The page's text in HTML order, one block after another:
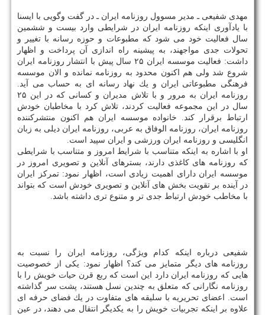
مهدی شفیعی ـ مدیر مسوول روزنامه ایران ـ در گفت وگویی با ایسنا
با یادآوری اینكه روزنامه ایران در شرایطی وارد بیست و ششمین
سال فعالیت خود می شود كه مطبوعات و حوزه رسانه با تغییر و
تحولات جدی مواجهند، به پیشینه راه اندازی آن پرداخت و اظهار
داشت: فعالیت موسسه ایران ۲۵ سال پیش با انتشار روزنامه ایران
شروع شد ولی هم اكنون محدود به روزنامه نمانده و الان موسسه
فرهنگی مطبوعاتی ایران و یك نهاد رسانه ای به حساب می آید.
روزنامه ایران به مرور و با تلاش مدیران و كسانی كه در این ۲۵
سال در این مجموعه فعالیت كردند، تلاش كرد با مخاطبان خودش
ارتباط برقرار كند. خانواده موسسه ایران هم اكنون منتشركننده
روزنامه ایران، روزنامه الوفاق به عربی، روزنامه ایران دیلی به زبان
انگلیسی و روزنامه ایران ورزشی و ایران سپید است.
او با اشاره به اینكه متناسب با شرایط امروز و متناسب با شرایطی
كه روزنامه های كاغذی دارند، بسترهای آنلاین و تصویری امروز در
موسسه ایران دارای اهمیت زیادی است، اظهار نمود: تمركز ایران
در آینده بر تقویت بخش های آنلاین و تصویری خودش است كه بتواند
با مخاطب خودش ارتباط جدی تر و متنوع تری داشته باشد.
شفیعی درباره اینكه كدام ویژگی، روزنامه ایران را نسبت به
روزنامه های دیگر متمایز می كند؟ اظهار نمود: یكی از خصوصیت
هایی كه روزنامه ایران دارد این است كه ربع قرن حیات خویش را با
روزنامه نگارانی كه متعلق به چندین نسل هستند، پشت سر گذاشته
است. اعضای تحریریه با سلیقه های متفاوت در یك فضای حرفه ای
علاوه بر اینكه تجربیات خویش را به یكدیگر انتقال می دهند، در عین